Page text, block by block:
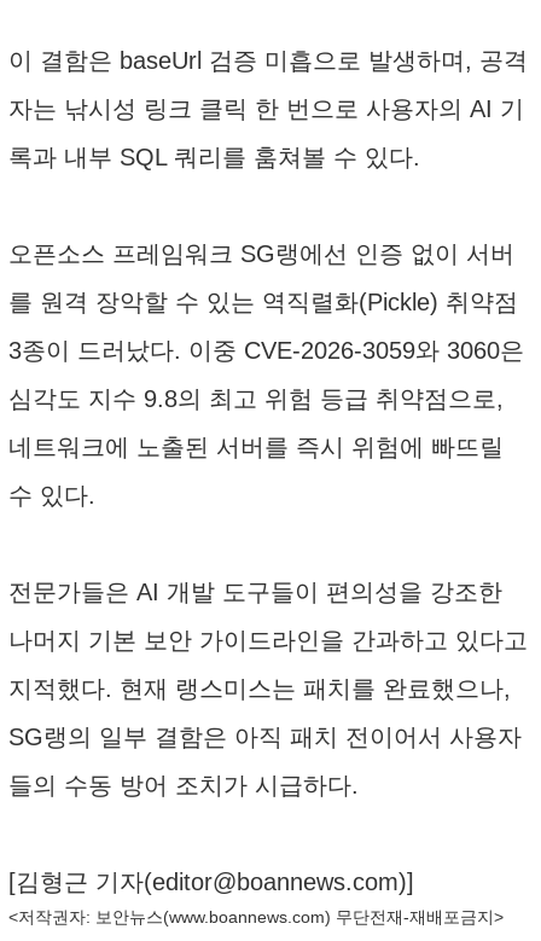
이 결함은 baseUrl 검증 미흡으로 발생하며, 공격
자는 낚시성 링크 클릭 한 번으로 사용자의 AI 기
록과 내부 SQL 쿼리를 훔쳐볼 수 있다.
오픈소스 프레임워크 SG랭에선 인증 없이 서버
를 원격 장악할 수 있는 역직렬화(Pickle) 취약점
3종이 드러났다. 이중 CVE-2026-3059와 3060은
심각도 지수 9.8의 최고 위험 등급 취약점으로,
네트워크에 노출된 서버를 즉시 위험에 빠뜨릴
수 있다.
전문가들은 AI 개발 도구들이 편의성을 강조한
나머지 기본 보안 가이드라인을 간과하고 있다고
지적했다. 현재 랭스미스는 패치를 완료했으나,
SG랭의 일부 결함은 아직 패치 전이어서 사용자
들의 수동 방어 조치가 시급하다.
[김형근 기자(editor@boannews.com)]
<저작권자: 보안뉴스(www.boannews.com) 무단전재-재배포금지>